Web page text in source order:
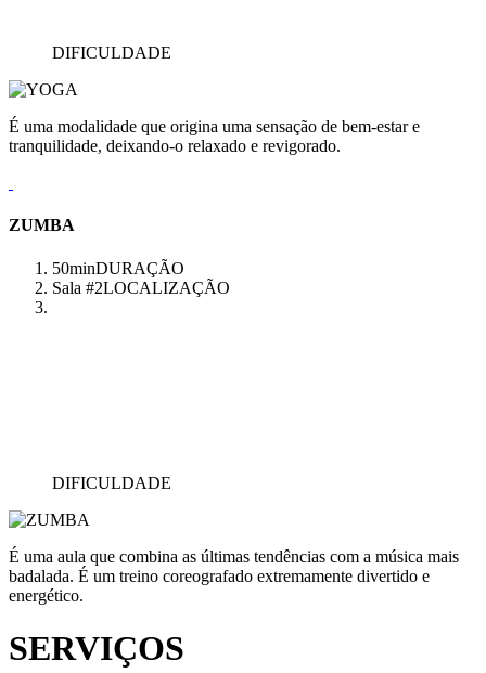
DIFICULDADE
É uma modalidade que origina uma sensação de bem-estar e
tranquilidade, deixando-o relaxado e revigorado.
ZUMBA
50minDURAÇÃO
Sala #2LOCALIZAÇÃO
DIFICULDADE
É uma aula que combina as últimas tendências com a música mais
badalada. É um treino coreografado extremamente divertido e
energético.
SERVIÇOS